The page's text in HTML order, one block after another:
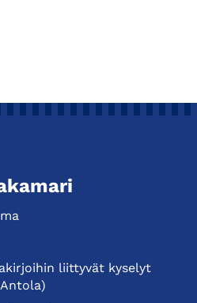
liittyvät kyselyt